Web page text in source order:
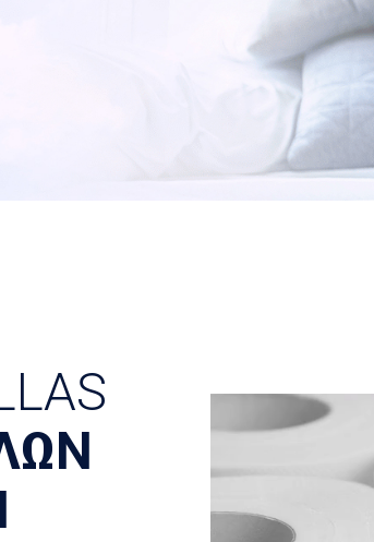
Πρόγραμμα
Αναπαραγωγής